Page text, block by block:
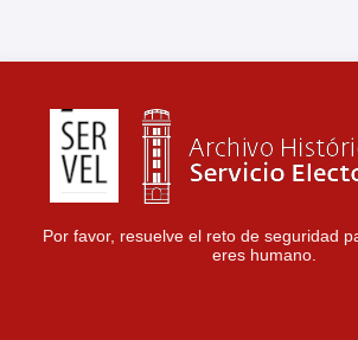
Por favor, resuelve el reto de seguridad
eres humano.